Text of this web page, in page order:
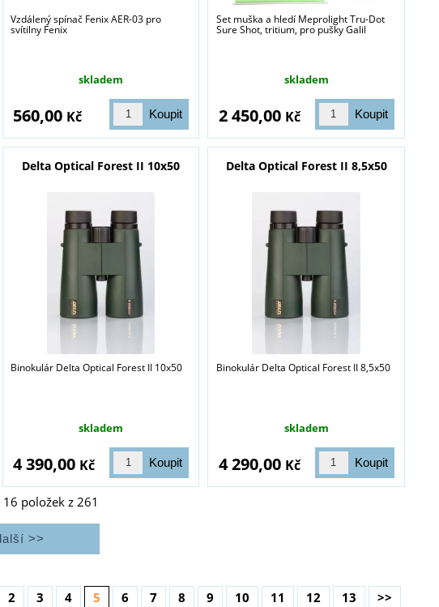
Vzdálený spínač Fenix AER-03 pro
svítilny Fenix
skladem
560,00 Kč
Set muška a hledí Meprolight Tru-Dot
Sure Shot, tritium, pro pušky Galil
skladem
2 450,00 Kč
Delta Optical Forest II 10x50
Binokulár Delta Optical Forest II 10x50
skladem
4 390,00 Kč
Delta Optical Forest II 8,5x50
Binokulár Delta Optical Forest II 8,5x50
skladem
4 290,00 Kč
16 položek z261
2 3 4 5 6 7 8 9 10 11 12 13 >>